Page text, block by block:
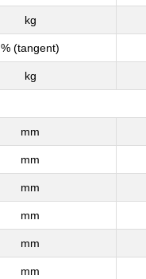
kg
% (tangent)
kg
mm
mm
mm
mm
mm
mm